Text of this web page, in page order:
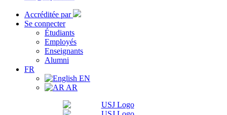
Accréditée par
Se connecter
Étudiants
Employés
Enseignants
Alumni
FR
EN
AR